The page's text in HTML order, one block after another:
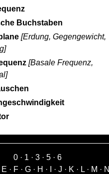
Buchstaben
[Erdung, Gegengewicht,
[Basale Frequenz,
0 · 1 ·3 ·5 ·6
E · F· G· H · · J · K · L· M · N